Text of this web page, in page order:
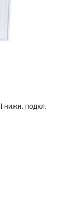
нижн. подкл.